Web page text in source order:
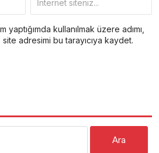
kullanılmak üzere adımı,
adresimi bu tarayıcıya kaydet.